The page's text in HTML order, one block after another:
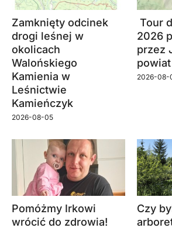
Zamknięty odcinek
drogi leśnej w
okolicach
Walońskiego
Kamienia w
Leśnictwie
Kamieńczyk
2026-08-05
Tour
2026
przez
2026-08-
Pomóżmy Irkowi
wrócić do zdrowia!
Czy